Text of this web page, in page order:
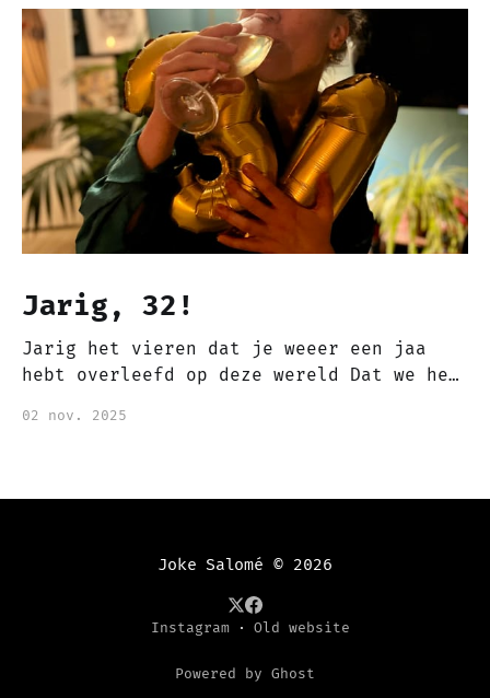
Jarig, 32!
Jarig het vieren dat je weeer een jaa
hebt overleefd op deze wereld Dat we het
levens jaar begint Jaar dat gevierd mag
het leven vieren, want het leven
02 nov. 2025
Joke Salomé © 2026
Instagram Old website
Powered by Ghost